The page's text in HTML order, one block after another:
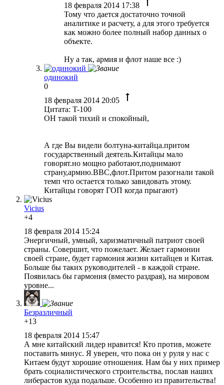
18 февраля 2014 17:38
Тому что дается достаточно точной
аналитике и расчету, а для этого требуется
как можно более полный набор данных о
объекте.
Ну а так, армия и флот наше все :)
одинокий
0
18 февраля 2014 20:05
Цитата: T-100
ОН такой тихий и спокойный,
А где Вы видели болтуна-китайца.притом
государственный деятель.Китайцы мало
говорят.но мощно работают,поднимают
страну,армию.ВВС,флот.Притом разогнали такой
темп что остается только завидовать этому.
Китайцы говорят ГОП когда прыгают)
Vicius
+4
18 февраля 2014 15:24
Энергичный, умный, харизматичный патриот своей
страны. Совершит, что пожелает. Желает гармонии
своей стране, будет гармония жизни китайцев и Китая.
Больше бы таких руководителей - в каждой стране.
Появилась бы гармония (вместо раздрая), на мировом
уровне...
Безразличный
+13
18 февраля 2014 15:47
А мне китайский лидер нравится! Кто против, можете
поставить минус. Я уверен, что пока он у руля у нас с
Китаем будут хорошие отношения. Нам бы у них пример
брать социалистического строительства, послав наших
либерастов куда подальше. Особенно из правительства!